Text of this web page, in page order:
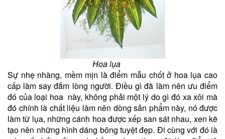
Hoa lụa
Sự nhẹ nhàng, mềm mịn là điểm mẫu chốt ở hoa lụa cao
cấp làm say đắm lòng người. Điều gì đã làm nên ưu điểm
đó của loại hoa này, không phải một lý do gì đó xa xôi mà
đó chính là chất liệu làm nên dòng sản phẩm này, nó được
làm từ lụa, những cánh hoa được xếp san sát nhau, xen kẽ
tạo nên những hình dáng bông tuyệt đẹp. Đi cùng với đó là